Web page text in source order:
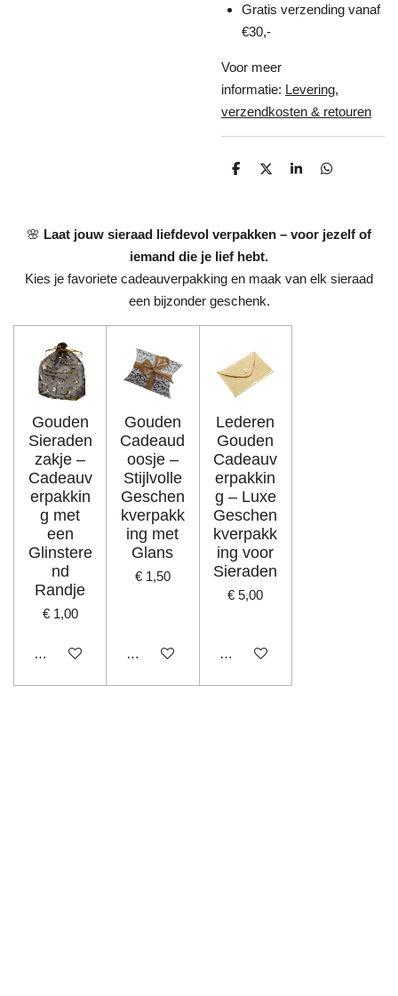
Gratis verzending vanaf
€30,-
Voor meer
informatie: Levering,
verzendkosten & retouren
D
D
S
D
n
🌸 Laat jouw sieraad liefdevol verpakken – voor jezelf of
iemand die je lief hebt.
Kies je favoriete cadeauverpakking en maak van elk sieraad
een bijzonder geschenk.
Gouden
Sieraden
zakje –
Cadeauv
erpakkin
g met
een
Glinstere
nd
Randje
€ 1,00
In winkelwagen
Gouden
Cadeaud
oosje –
Stijlvolle
Geschen
kverpakk
ing met
Glans
€ 1,50
In winkelwagen
Lederen
Gouden
Cadeauv
erpakkin
g – Luxe
Geschen
kverpakk
ing voor
Sieraden
€ 5,00
In winkelwagen